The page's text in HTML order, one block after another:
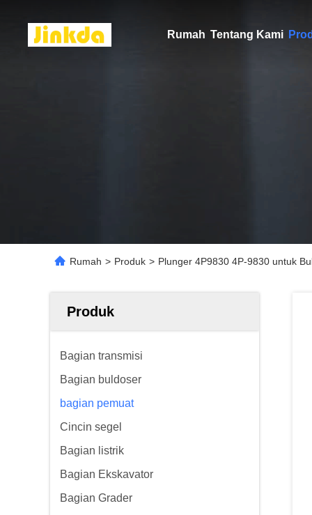
Rumah Tentang Kami
Rumah > Produk > Plunger 4P9830 4P-9830 untuk
Produk
Bagian transmisi
Bagian buldoser
bagian pemuat
Cincin segel
Bagian listrik
Bagian Ekskavator
Bagian Grader